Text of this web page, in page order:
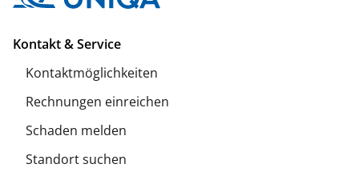
Kontakt & Service
Kontaktmöglichkeiten
Rechnungen einreichen
Schaden melden
Standort suchen